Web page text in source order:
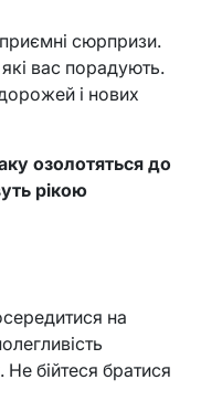
приємні сюрпризи.
вас порадують.
і нових
озолотяться до
рікою
на
бійтеся братися